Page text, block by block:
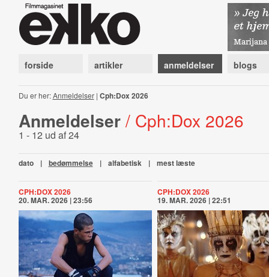
forside artikler anmeldelser blogs
Du er her:Anmeldelser| Cph:Dox 2026
Anmeldelser / Cph:Dox 2026
1 - 12 ud af 24
dato | bedømmelse | alfabetisk | mest læste
CPH:DOX 2026
20. MAR. 2026 | 23:56
CPH:DOX 2026
19. MAR. 2026 | 22:51